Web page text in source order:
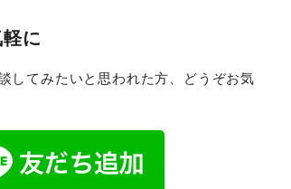
に
してみたいと思われた方、どうぞお気